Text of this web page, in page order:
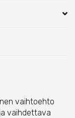
vaihtoehto
vaihdettava